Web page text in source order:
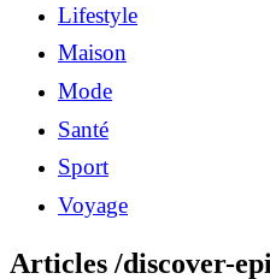
Lifestyle
Maison
Mode
Santé
Sport
Voyage
Articles /discover-